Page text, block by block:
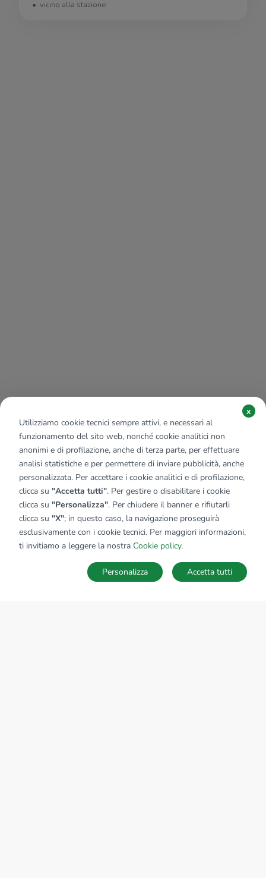
vicino alla stazione
SALVA RICERCA
Utilizziamo cookie tecnici sempre attivi, e necessari al
funzionamento del sito web, nonché cookie analitici non
anonimi e di profilazione, anche di terza parte, per effettuare
analisi statistiche e per permettere di inviare pubblicità, anche
personalizzata. Per accettare i cookie analitici e di profilazione,
clicca su "Accetta tutti". Per gestire o disabilitare i cookie
clicca su "Personalizza". Per chiudere il banner e rifiutarli
clicca su "X"; in questo caso, la navigazione proseguirà
esclusivamente con i cookie tecnici. Per maggiori informazioni,
ti invitiamo a leggere la nostra Cookie policy.
x
Accetta tutti
Personalizza